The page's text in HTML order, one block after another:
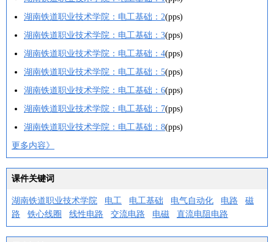
湖南铁道职业技术学院：电工基础：2(pps)
湖南铁道职业技术学院：电工基础：3(pps)
湖南铁道职业技术学院：电工基础：4(pps)
湖南铁道职业技术学院：电工基础：5(pps)
湖南铁道职业技术学院：电工基础：6(pps)
湖南铁道职业技术学院：电工基础：7(pps)
湖南铁道职业技术学院：电工基础：8(pps)
更多内容》
课件关键词
湖南铁道职业技术学院 电工 电工基础 电气自动化 电路
磁
路
铁心线圈 线性电路 交流电路 电磁 直流电阻电路